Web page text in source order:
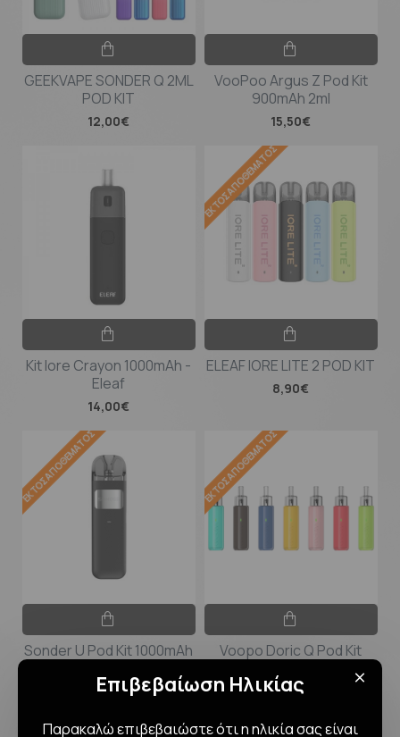
Επιβεβαίωση Ηλικίας
Παρακαλώ επιβεβαιώστε ότι η ηλικία σας είναι
GEEKVAPE SONDER Q 2ML
POD KIT
12,00€
VooPoo Argus Z Pod Kit
900mAh 2ml
15,50€
Kit Iore Crayon 1000mAh -
Eleaf
14,00€
ΕΚΤΌΣ ΑΠΟΘΈΜΑΤΟΣ
ELEAF IORE LITE 2 POD KIT
8,90€
ΕΚΤΌΣ ΑΠΟΘΈΜΑΤΟΣ
Sonder U Pod Kit 1000mAh
12,90€
ΕΚΤΌΣ ΑΠΟΘΈΜΑΤΟΣ
Voopo Doric Q Pod Kit
9,90€